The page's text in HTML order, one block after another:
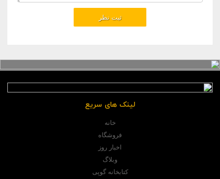
لینک های سریع
خانه
فروشگاه
اخبار روز
وبلاگ
کتابخانه گوپی